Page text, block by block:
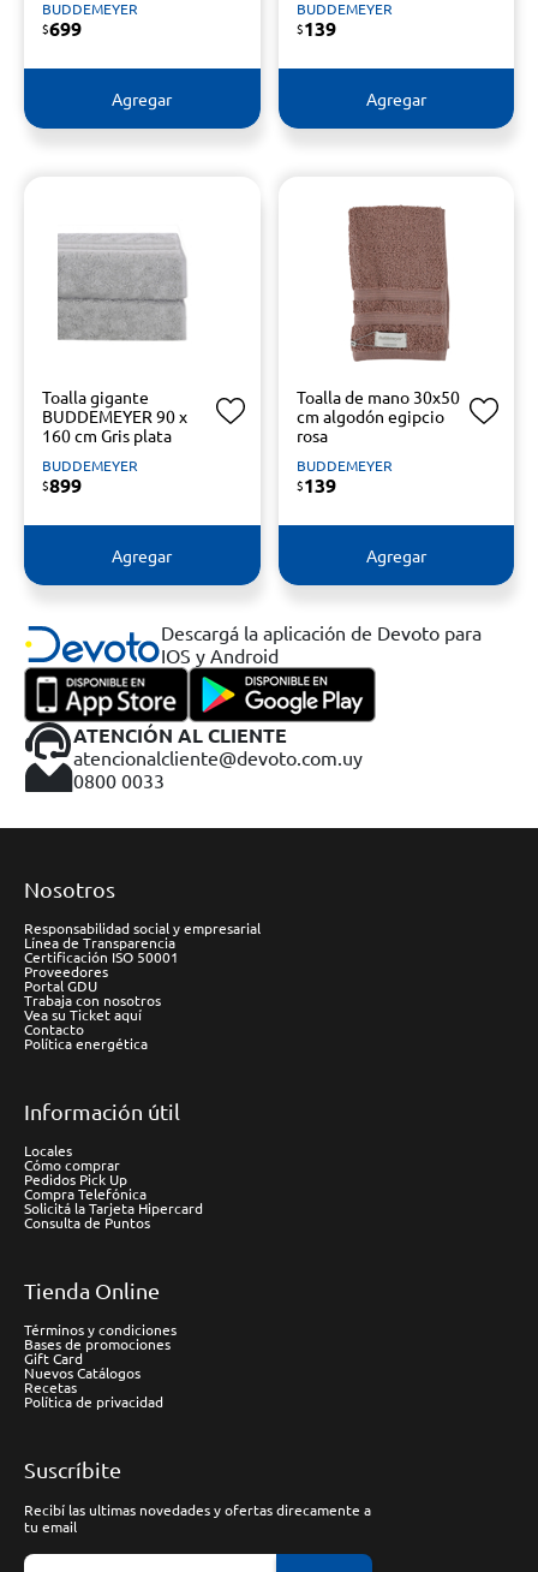
BUDDEMEYER
$699
Agregar
BUDDEMEYER
$139
Agregar
Toalla gigante
BUDDEMEYER 90 x
160 cm Gris plata
BUDDEMEYER
$899
Agregar
Toalla de mano 30x50
cm algodón egipcio
rosa
BUDDEMEYER
$139
Agregar
Descargá la aplicación de Devoto para
IOS y Android
ATENCIÓN AL CLIENTE
atencionalcliente@devoto.com.uy
0800 0033
Nosotros
Responsabilidad social y empresarial
Línea de Transparencia
Certificación ISO 50001
Proveedores
Portal GDU
Trabaja con nosotros
Vea su Ticket aquí
Contacto
Política energética
Información útil
Locales
Cómo comprar
Pedidos Pick Up
Compra Telefónica
Solicitá la Tarjeta Hipercard
Consulta de Puntos
Tienda Online
Términos y condiciones
Bases de promociones
Gift Card
Nuevos Catálogos
Recetas
Política de privacidad
Suscríbite
Recibí las ultimas novedades y ofertas direcamente a
tu email